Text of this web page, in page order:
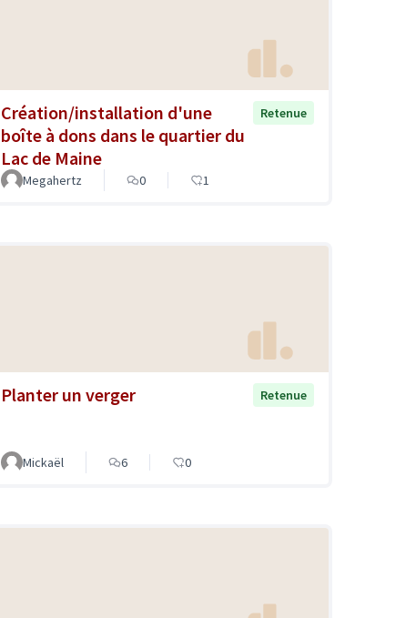
Création/installation d'une
boîte à dons dans le quartier du
Lac de Maine
Retenue
Megahertz 0 1
Planter un verger Retenue
Mickaël 6 0